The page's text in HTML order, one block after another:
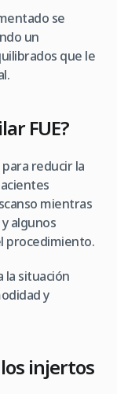
se
un
que le
FUE?
reducir la
mientras
algunos
procedimiento.
la situación
y
injertos